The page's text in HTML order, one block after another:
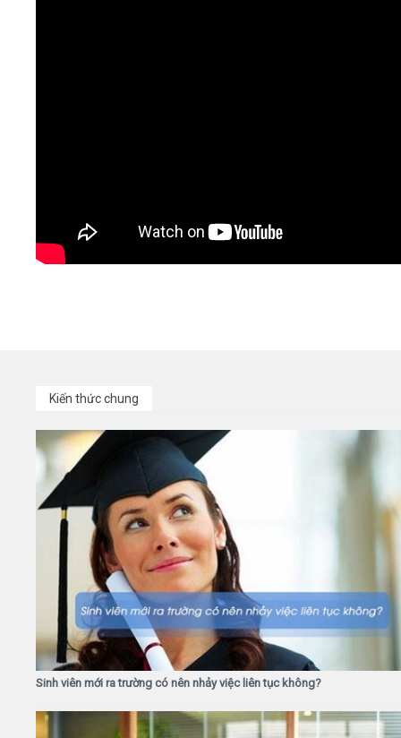
Kiến thức chung
Sinh viên mới ra trường có nên nhảy việc liên tục không?